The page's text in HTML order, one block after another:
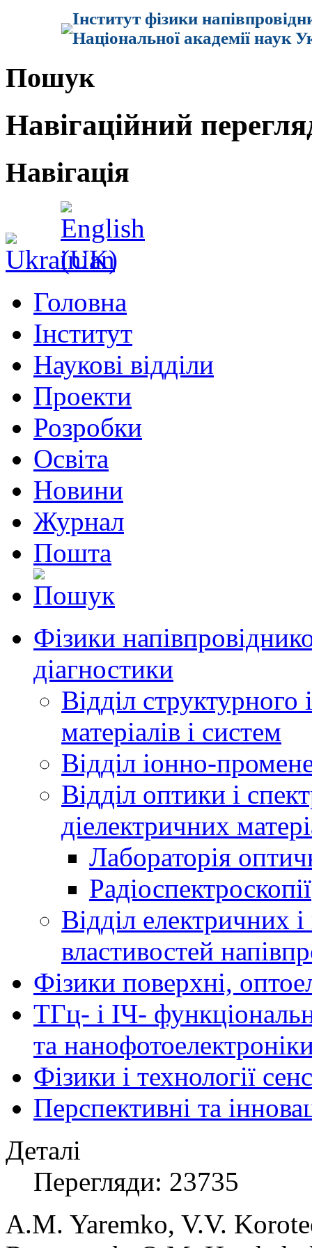
Інститут фізики
Національної академії наук
Пошук
Навігаційний
Навігація
Головна
Інститут
Наукові відділи
Проекти
Розробки
Освіта
Новини
Журнал
Пошта
Фізики
діагностики
Відділ структурного
матеріалів і систем
Відділ іонно-
Відділ оптики і
діелектричних
Лабораторія
Радіоспектроскопії
Відділ електричних
властивостей
Фізики поверхні,
ТГц- і ІЧ-
та
Фізики і технології
Перспективні та
Деталі
Перегляди: 23735
A.M. Yaremko, V.V.